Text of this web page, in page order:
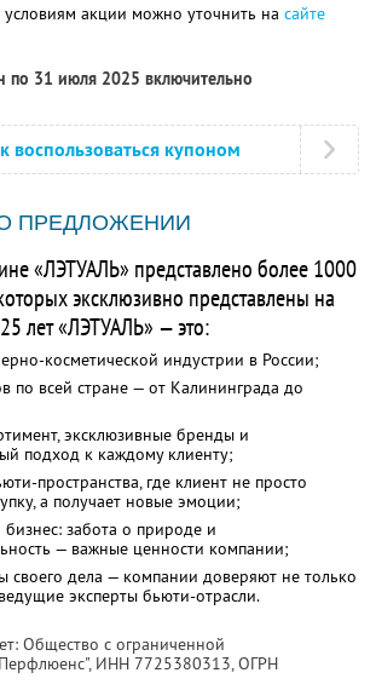
акции можно уточнить на сайте
по 31 июля 2025 включительно
воспользоваться купоном
ПРЕДЛОЖЕНИИ
«ЛЭТУАЛЬ» представлено более 1000
эксклюзивно представлены на
лет «ЛЭТУАЛЬ» — это:
косметической индустрии в России;
по всей стране — от Калининграда до
эксклюзивные бренды и
подход к каждому клиенту;
пространства, где клиент не просто
а получает новые эмоции;
бизнес: забота о природе и
— важные ценности компании;
своего дела — компании доверяют не только
эксперты бьюти-отрасли.
Общество с ограниченной
ИНН 7725380313, ОГРН